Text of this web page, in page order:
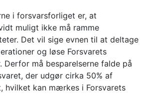
i forsvarsforliget er, at
muligt ikke må ramme
Det vil sige evnen til at deltage
og løse Forsvarets
Derfor må besparelserne falde på
der udgør cirka 50% af
hvilket kan mærkes i Forsvarets